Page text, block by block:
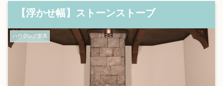
【浮かせ幅】ストーンストーブ
ハウジング家具